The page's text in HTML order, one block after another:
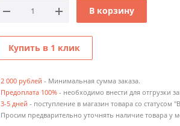
В корзину
Купить в 1 клик
2 000 рублей - Минимальная сумма заказа.
Предоплата 100% - необходимо внести для отгрузки
3-5 дней - поступление в магазин товара со статусом
Просим предварительно уточнять наличие товара у